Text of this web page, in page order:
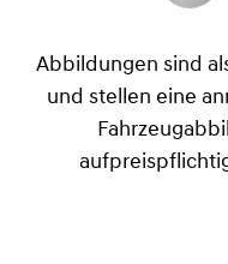
Abbildungen sind
und stellen eine